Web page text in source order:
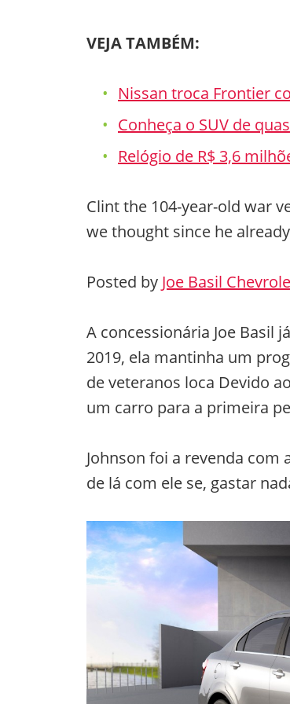
VEJA TAMBÉM:
Nissan troca Frontier
Conheça o SUV de
Relógio de R$ 3,6
Clint the 104-year-old war
we thought since he
Posted by Joe Basil
A concessionária Joe Basil
2019, ela mantinha um
de veteranos loca Devido
um carro para a primeira
Johnson foi a revenda com
de lá com ele se, gastar